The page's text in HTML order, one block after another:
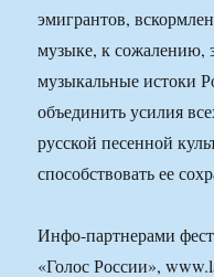
эмигрантов,
музыке, к сожалению,
музыкальные истоки
объединить усилия
русской песенной
способствовать ее
Инфо-партнерами
«Голос России»,